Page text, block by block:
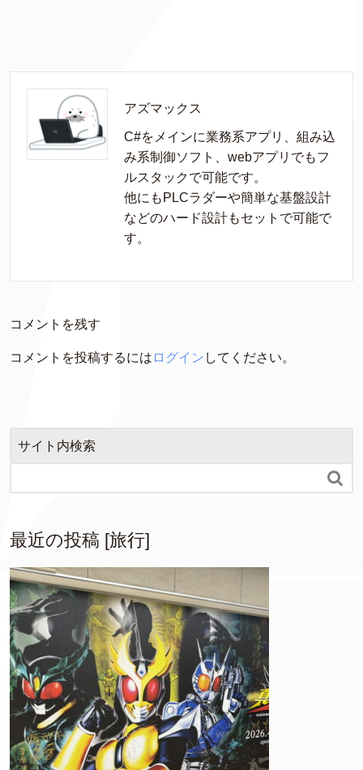
アズマックス
C#をメインに業務系アプリ、組み込
み系制御ソフト、webアプリでもフ
ルスタックで可能です。
他にもPLCラダーや簡単な基盤設計
などのハード設計もセットで可能で
す。
コメントを残す
コメントを投稿するには ログイン してください。
サイト内検索

最近の投稿 [旅行]